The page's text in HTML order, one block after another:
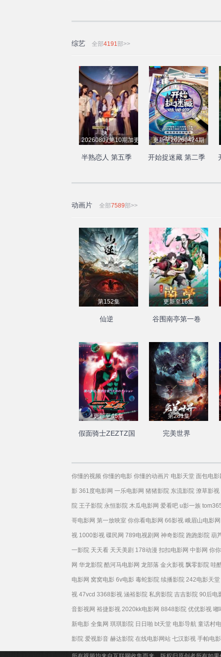
综艺 全部4191部>>
20260807第10期加更下
半熟恋人 第五季
更新至20260424期
开始捉迷藏 第二季
动画片 全部7589部>>
第152集
仙逆
更新至16集
谷围南亭第一卷
更新至46集
假面骑士ZEZTZ国
第281集
完美世界
你懂的视频 你懂的电影 你懂的动画片 电影天堂 面包电影
影 361度电影网 一乐电影网 猪猪影院 东流影院 潦草影视
院 王子影院 永恒影院 木瓜电影网 爱看吧 u影一族
哥电影网 第一放映室 你你看电影网 66影视 峨眉山电影网
视 1000影视 碟民网 789电视剧网 神奇影院 跑跑影院 葫
一影院 天天看 天天美剧 178动漫 扣扣电影网 中影网 你
网 华龙影院 酷河马电影网 龙部落 金火影视 飘零影院 哇
电影网 窝窝电影 6v电影 毒蛇影院 续播影院 242电影天堂
视 47vcd 3368影视 涵裕影院 私房影院 吉吉影院 90后电
音影视网 裕捷影视 2020kk电影网 8848影院 优优影视 嘟
新电影 全集网 琪琪影院 日日啪 bt天堂 电影导航 童话村
影院 爱视影音 赫达影院 在线电影网站 七汉影视 手帕电